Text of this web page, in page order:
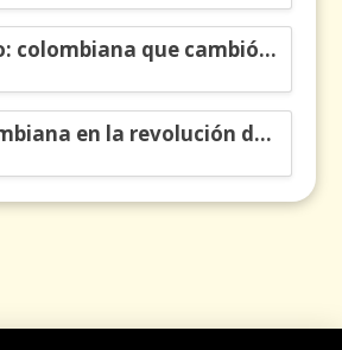
Tatiana Toro: colombiana que cambió la historia de las matemáticas
Ciencia colombiana en la revolución de los órganos en chips